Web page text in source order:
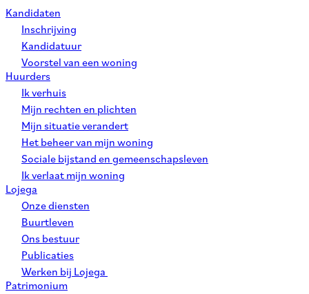
Kandidaten
Inschrijving
Kandidatuur
Voorstel van een woning
Huurders
Ik verhuis
Mijn rechten en plichten
Mijn situatie verandert
Het beheer van mijn woning
Sociale bijstand en gemeenschapsleven
Ik verlaat mijn woning
Lojega
Onze diensten
Buurtleven
Ons bestuur
Publicaties
Werken bij Lojega
Patrimonium